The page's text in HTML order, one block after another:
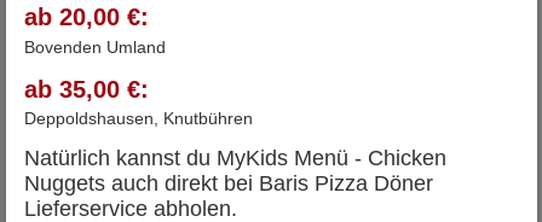
ab 20,00 €:
Bovenden Umland
ab 35,00 €:
Deppoldshausen, Knutbühren
Natürlich kannst du MyKids Menü - Chicken
Nuggets auch direkt bei Baris Pizza Döner
Lieferservice abholen.